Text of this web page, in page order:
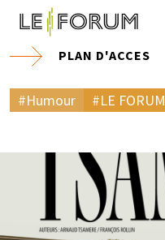
PLAN D'ACCES
#Humour #LE FORUM